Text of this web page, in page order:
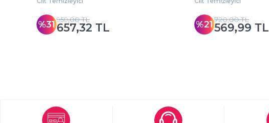
%31 657,32 TL
959,00 TL %21569,99 TL
720,00 TL